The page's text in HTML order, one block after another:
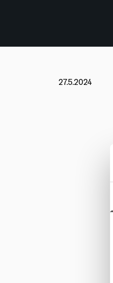
27.5.2024